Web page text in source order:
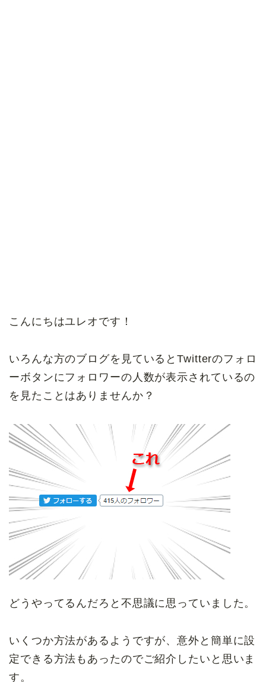
こんにちはユレオです！
いろんな方のブログを見ているとTwitterのフォロ
ーボタンにフォロワーの人数が表示されているの
を見たことはありませんか？
どうやってるんだろと不思議に思っていました。
いくつか方法があるようですが、意外と簡単に設
定できる方法もあったのでご紹介したいと思いま
す。